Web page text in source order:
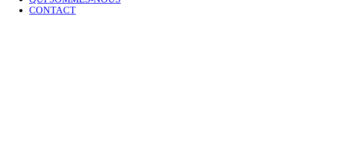
CONTACT